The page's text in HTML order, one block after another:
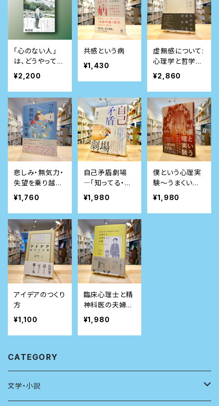
「心のない人」
は、どうやって人
の心を理解して
いるか──自閉
スペクトラム症
者の生活史
¥2,200
共感という病
¥1,430
虚無感について:
心理学と哲学へ
の挑戦
¥2,860
悲しみ・無気力・
失望を乗り越え
るセラピー ブル
ーな気持ちの処
方箋
¥1,760
自己矛盾劇場
―「知ってる・見
えてる・正しいつ
もり」を考察する
¥1,980
僕という心理実
験～うまくいか
ないのは、あな
たのせいじゃな
い
¥1,980
アイデアのつくり
方
¥1,100
臨床心理士と精
神科医の夫婦が
子育てで大事な
こと全部まとめ
てみました
¥1,980
CATEGORY
文学・小説